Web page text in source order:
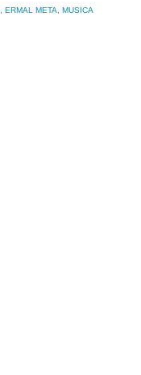
, ERMAL META, MUSICA